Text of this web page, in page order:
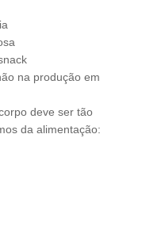
na produção em
deve ser tão
da alimentação: